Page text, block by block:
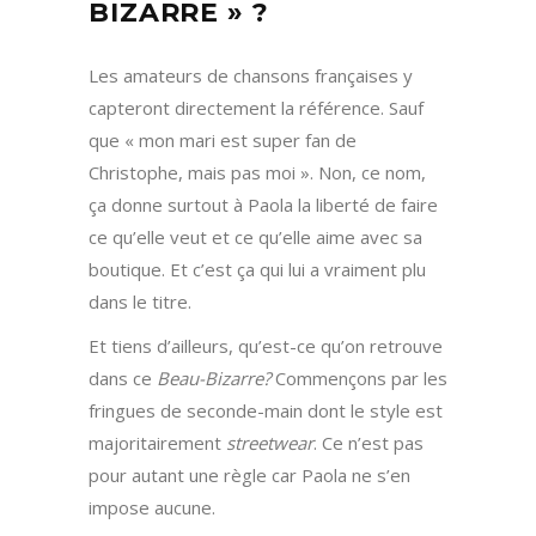
BIZARRE » ?
Les amateurs de chansons françaises y
capteront directement la référence. Sauf
que « mon mari est super fan de
Christophe, mais pas moi ». Non, ce nom,
ça donne surtout à Paola la liberté de faire
ce qu’elle veut et ce qu’elle aime avec sa
boutique. Et c’est ça qui lui a vraiment plu
dans le titre.
Et tiens d’ailleurs, qu’est-ce qu’on retrouve
dans ce Beau-Bizarre?Commençons par les
fringues de seconde-main dont le style est
majoritairement streetwear. Ce n’est pas
pour autant une règle car Paola ne s’en
impose aucune.